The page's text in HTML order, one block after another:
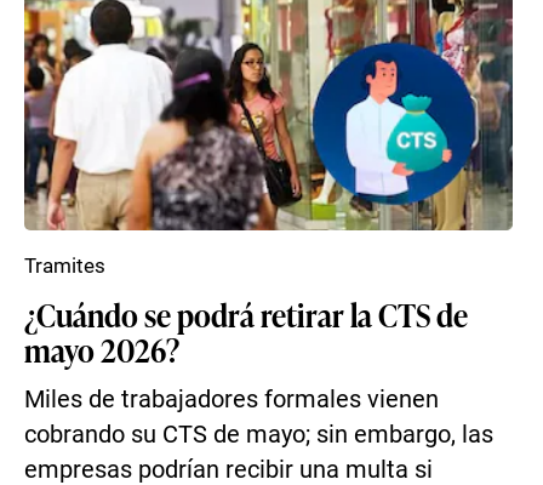
¿Cuándo se podrá retirar la CTS de
mayo 2026?
Miles de trabajadores formales vienen
cobrando su CTS de mayo; sin embargo, las
empresas podrían recibir una multa si
Tramites